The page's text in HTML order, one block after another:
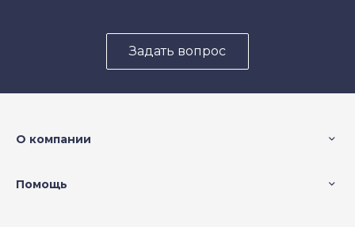
Задать вопрос
О компании
Помощь